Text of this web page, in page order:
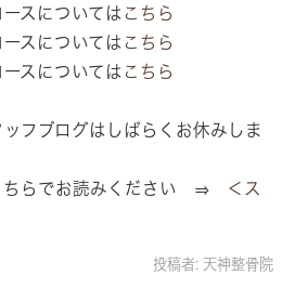
スについては こちら
スについては こちら
スについては こちら
フブログはしばらくお休みしま
ちらでお読みください ⇒
＜ス
投稿者: 天神整骨院